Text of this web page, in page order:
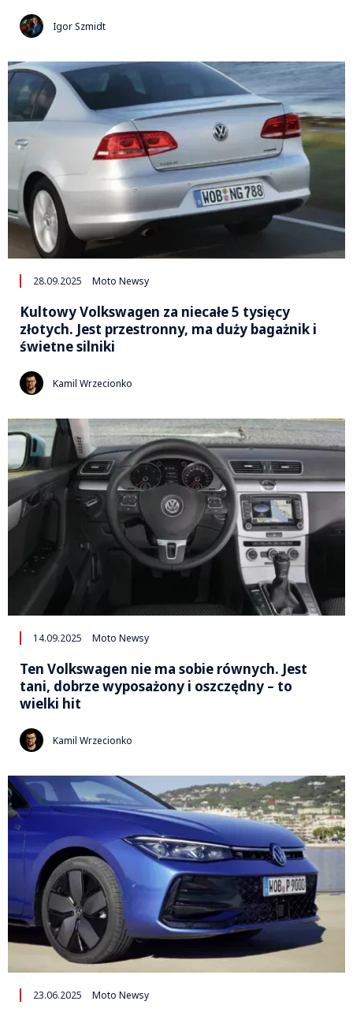
Igor Szmidt
28.09.2025 Moto Newsy
Kultowy Volkswagen za niecałe 5 tysięcy
złotych. Jest przestronny, ma duży bagażnik i
świetne silniki
Kamil Wrzecionko
14.09.2025 Moto Newsy
Ten Volkswagen nie ma sobie równych. Jest
tani, dobrze wyposażony i oszczędny – to
wielki hit
Kamil Wrzecionko
23.06.2025 Moto Newsy